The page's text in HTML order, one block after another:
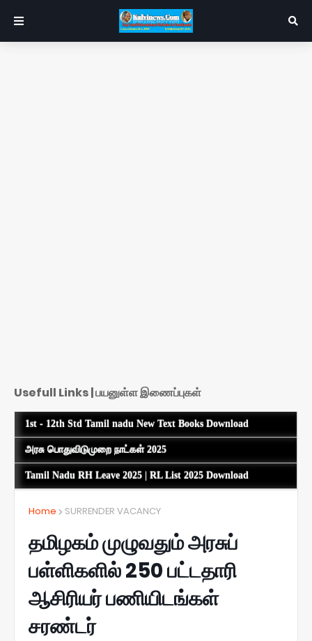
Usefull Links | பயனுள்ள இணைப்புகள்
1st - 12th Std Tamil nadu New Text Books Download
அரசு பொதுவிடுமுறை நாட்கள் 2025
Tamil Nadu RH Leave 2025 | RL List 2025 Download
Home SURRENDER VACANCY
தமிழகம் முழுவதும் அரசுப்
பள்ளிகளில் 250 பட்டதாரி
ஆசிரியர் பணியிடங்கள்
சரண்டர்